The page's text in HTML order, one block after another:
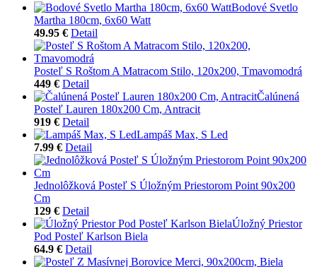
Bodové Svetlo
Martha 180cm, 6x60 Watt
49.95 € Detail
Posteľ S Roštom A Matracom Stilo, 120x200, Tmavomodrá
449 € Detail
Čalúnená
Posteľ Lauren 180x200 Cm, Antracit
919 € Detail
Lampáš Max, S Led
7.99 € Detail
Jednolôžková Posteľ S Úložným Priestorom Point 90x200
Cm
129 € Detail
Úložný Priestor
Pod Posteľ Karlson Biela
64.9 € Detail